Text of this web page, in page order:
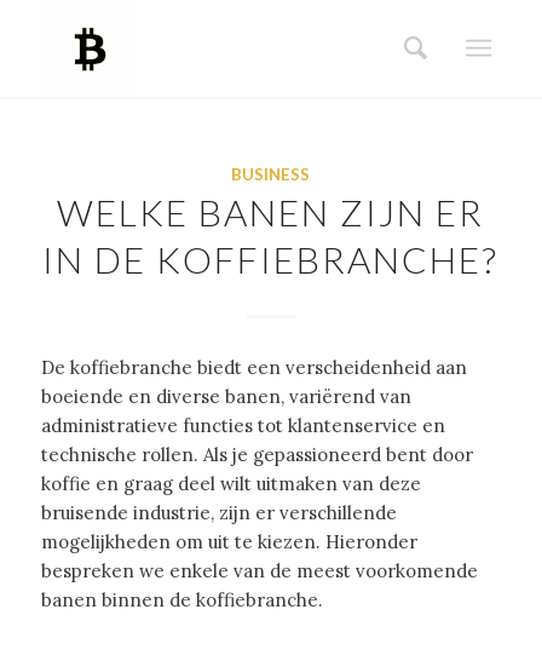
BUSINESS
WELKE BANEN ZIJN ER
IN DE KOFFIEBRANCHE?
De koffiebranche biedt een verscheidenheid aan
boeiende en diverse banen, variërend van
administratieve functies tot klantenservice en
technische rollen. Als je gepassioneerd bent door
koffie en graag deel wilt uitmaken van deze
bruisende industrie, zijn er verschillende
mogelijkheden om uit te kiezen. Hieronder
bespreken we enkele van de meest voorkomende
banen binnen de koffiebranche.